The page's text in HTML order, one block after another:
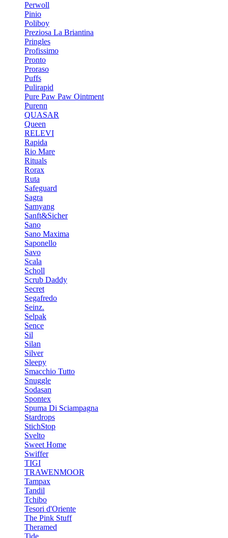
Perwoll
Pinio
Poliboy
Preziosa La Briantina
Pringles
Profissimo
Pronto
Proraso
Puffs
Pulirapid
Pure Paw Paw Ointment
Purenn
QUASAR
Queen
RELEVI
Rapida
Rio Mare
Rituals
Rorax
Ruta
Safeguard
Sagra
Samyang
Sanft&Sicher
Sano
Sano Maxima
Saponello
Savo
Scala
Scholl
Scrub Daddy
Secret
Segafredo
Seinz.
Selpak
Sence
Sil
Silan
Silver
Sleepy
Smacchio Tutto
Snuggle
Sodasan
Spontex
Spuma Di Sciampagna
Stardrops
StichStop
Svelto
Sweet Home
Swiffer
TIGI
TRAWENMOOR
Tampax
Tandil
Tchibo
Tesori d'Oriente
The Pink Stuff
Theramed
Tide